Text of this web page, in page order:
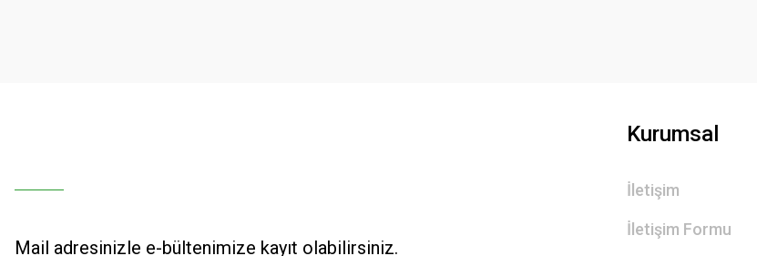
Gönder
Mail adresinizle e-bültenimize kayıt olabilirsiniz.
Kurumsal
İletişim
İletişim Formu